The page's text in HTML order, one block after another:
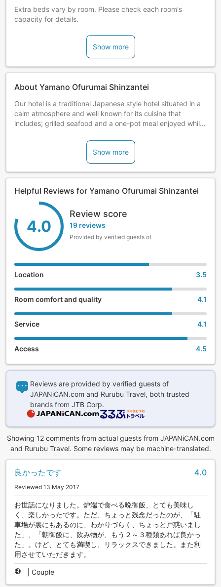
Extra beds vary by room. Please check each room's
capacity for details.
Show more
About Yamano Ofurumai Shinzantei
Our hotel is a traditional Japanese style hotel situated in a
calm atmosphere and well known for its cuisine that
includes; grilled seafood and a one-pot meal enjoyed whilst
also be served in your guestroom. Reservation required.
Show more
Helpful Reviews for Yamano Ofurumai Shinzantei
4.0
Review score
19 reviews
Provided by verified guests of
Location 3.5
Room comfort and quality 4.1
Service 4.1
Access 4.5
Reviews are provided by verified guests of
JAPANiCAN.com and Rurubu Travel, both trusted
brands from JTB Corp.
Showing 12 comments from actual guests from JAPANiCAN.com
and Rurubu Travel. Some reviews may be machine-translated.
良かったです 4.0
Reviewed 13 May 2017
お世話になりました。炉端で食べる晩御飯、とても美味し
く、楽しかったです。ただ、ちょっと残念だったのが、「駐
車場が裏にもあるのに、わかりづらく、ちょっと戸惑いまし
た」、「朝御飯に、飲み物が、もう２～３種類あれば良かっ
た」。けど、とても満喫し、リラックスできました。また利
用させていただきます。
Couple